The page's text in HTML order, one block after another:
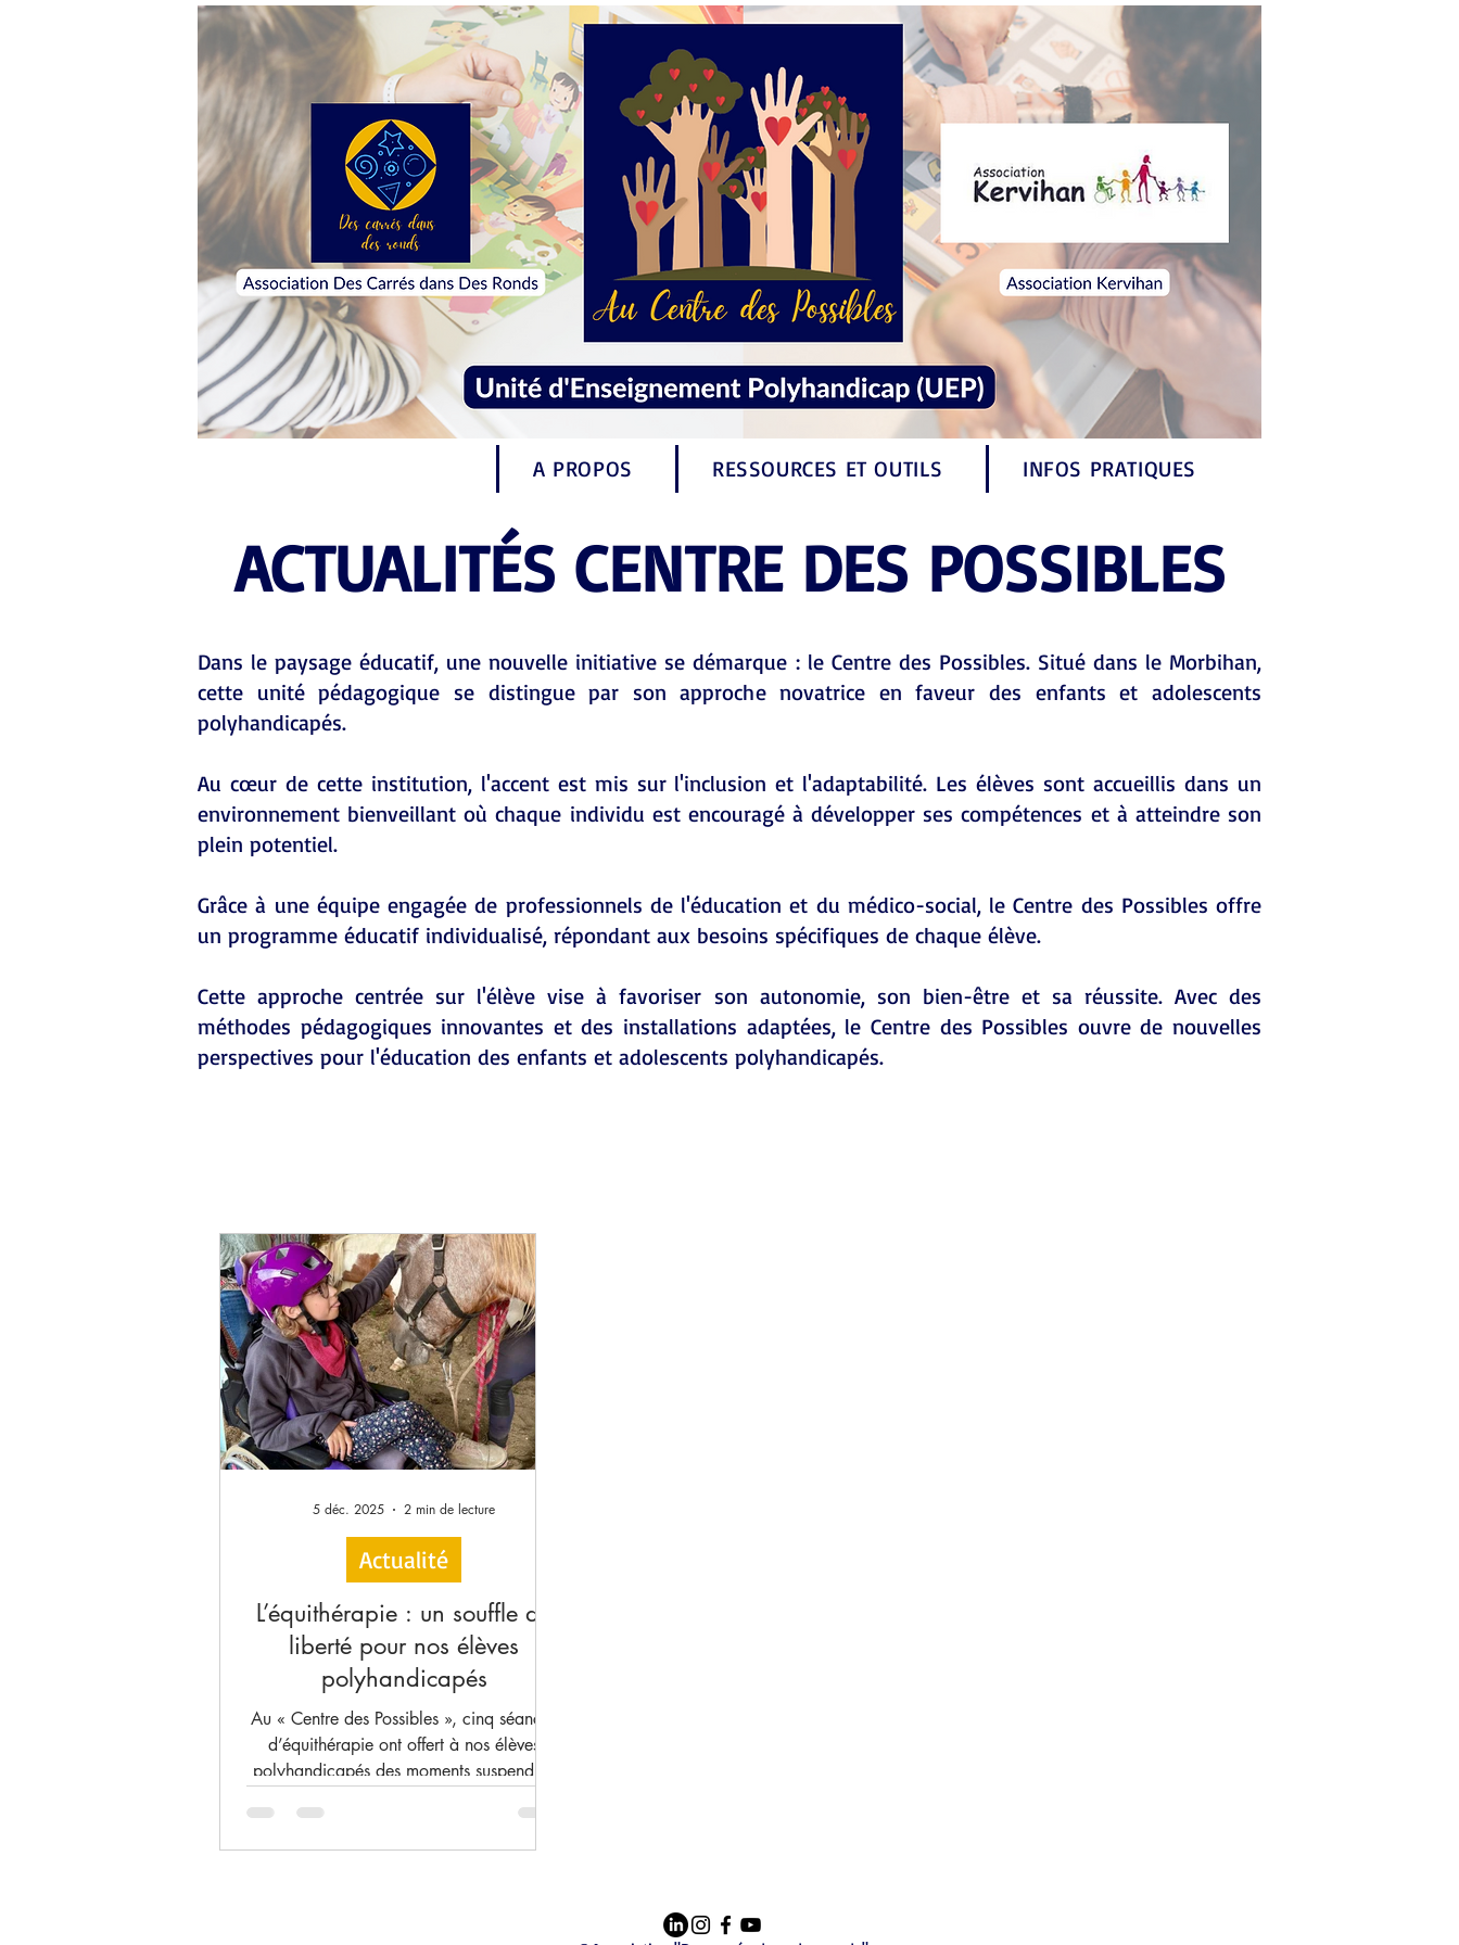
A PROPOS RESSOURCES ET OUTILS INFOS PRATIQUES
ACTUALITÉS CENTRE DES POSSIBLES
Dans le paysage éducatif, une nouvelle initiative se démarque : le Centre des Possibles. Situé dans le Morbihan,
cette unité pédagogique se distingue par son approche novatrice en faveur des enfants et adolescents
polyhandicapés.
Au cœur de cette institution, l'accent est mis sur l'inclusion et l'adaptabilité. Les élèves sont accueillis dans un
environnement bienveillant où chaque individu est encouragé à développer ses compétences et à atteindre son
plein potentiel.
Grâce à une équipe engagée de professionnels de l'éducation et du médico-social, le Centre des Possibles offre
un programme éducatif individualisé, répondant aux besoins spécifiques de chaque élève.
Cette approche centrée sur l'élève vise à favoriser son autonomie, son bien-être et sa réussite. Avec des
méthodes pédagogiques innovantes et des installations adaptées, le Centre des Possibles ouvre de nouvelles
perspectives pour l'éducation des enfants et adolescents polyhandicapés.
L’équithérapie : un souffle de
liberté pour nos élèves
polyhandicapés
Au « Centre des Possibles », cinq séances
d’équithérapie ont offert à nos élèves
polyhandicapés des moments suspendus,
cheval, chaque enfant a pu stimuler ses
sens, travailler sa motricité, explorer
Actualité
5 déc. 2025 2 min de lecture